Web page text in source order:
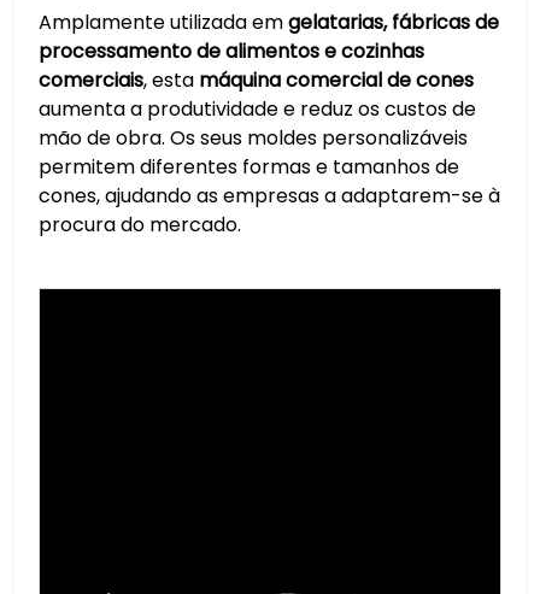
Amplamente utilizada emgelatarias, fábricas de
processamento de alimentos e cozinhas
comerciais, esta máquina comercial de cones
aumenta a produtividade e reduz os custos de
mão de obra. Os seus moldes personalizáveis
permitem diferentes formas e tamanhos de
cones, ajudando as empresas a adaptarem-se à
procura do mercado.